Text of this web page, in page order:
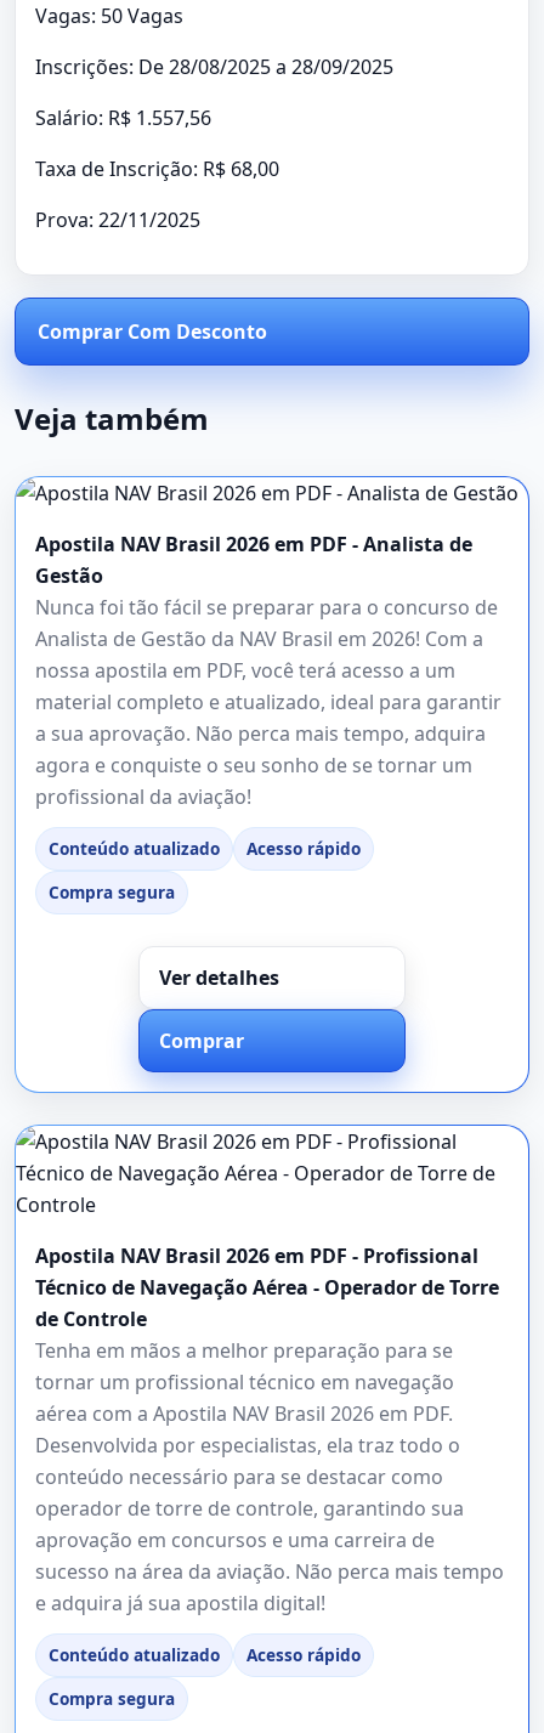
Vagas: 50 Vagas
Inscrições: De 28/08/2025 a 28/09/2025
Salário: R$ 1.557,56
Taxa de Inscrição: R$ 68,00
Prova: 22/11/2025
Comprar Com Desconto
Veja também
Apostila NAV Brasil 2026 em PDF - Analista de
Gestão
Nunca foi tão fácil se preparar para o concurso de
Analista de Gestão da NAV Brasil em 2026! Com a
nossa apostila em PDF, você terá acesso a um
material completo e atualizado, ideal para garantir
a sua aprovação. Não perca mais tempo, adquira
agora e conquiste o seu sonho de se tornar um
profissional da aviação!
Conteúdo atualizado
Acesso rápido
Compra segura
Ver detalhes
Comprar
Apostila NAV Brasil 2026 em PDF - Profissional
Técnico de Navegação Aérea - Operador de Torre
de Controle
Tenha em mãos a melhor preparação para se
tornar um profissional técnico em navegação
aérea com a Apostila NAV Brasil 2026 em PDF.
Desenvolvida por especialistas, ela traz todo o
conteúdo necessário para se destacar como
operador de torre de controle, garantindo sua
aprovação em concursos e uma carreira de
sucesso na área da aviação. Não perca mais tempo
e adquira já sua apostila digital!
Conteúdo atualizado
Acesso rápido
Compra segura